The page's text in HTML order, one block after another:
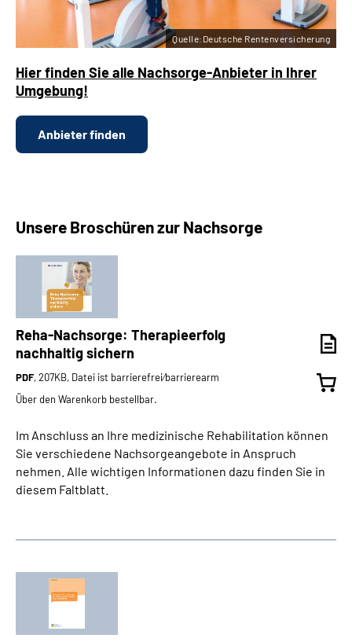
Hier finden Sie alle Nachsorge-Anbieter in Ihrer
Umgebung!
Anbieter finden
Quelle:Deutsche Rentenversicherung
Unsere Broschüren zur Nachsorge
Reha-Nachsorge: Therapieerfolg
nachhaltig sichern
PDF, 207KB, Datei ist barrierefrei⁄barrierearm
Über den Warenkorb bestellbar.
Im Anschluss an Ihre medizinische Rehabilitation können
Sie verschiedene Nachsorgeangebote in Anspruch
nehmen. Alle wichtigen Informationen dazu finden Sie in
diesem Faltblatt.